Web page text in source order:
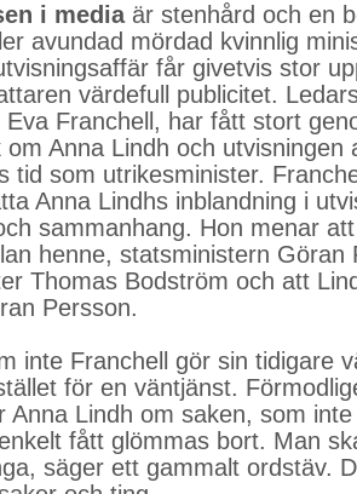
i mediaär stenhård och en
avundad mördad kvinnlig
får givetvis stor
värdefull publicitet.
Franchell, har fått stort
om Anna Lindh och utvisningen
tid som utrikesminister.
Anna Lindhs inblandning i
sammanhang. Hon menar
henne, statsministern Göran
Thomas Bodström och att
Persson.
inte Franchell gör sin tidigare
för en väntjänst.
Anna Lindh om saken, som
fått glömmas bort. Man
säger ett gammalt ordstäv.